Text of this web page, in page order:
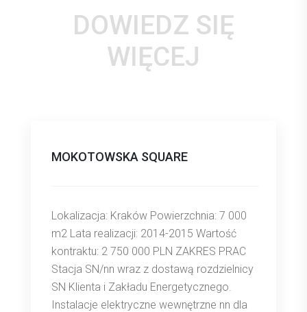
DOWIEDZ SIĘ
WIĘCEJ
MOKOTOWSKA SQUARE
Lokalizacja: Kraków Powierzchnia: 7 000
m2 Lata realizacji: 2014-2015 Wartość
kontraktu: 2 750 000 PLN ZAKRES PRAC
Stacja SN/nn wraz z dostawą rozdzielnicy
SN Klienta i Zakładu Energetycznego.
Instalacje elektryczne wewnętrzne nn dla